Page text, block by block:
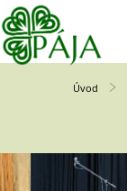
Úvod